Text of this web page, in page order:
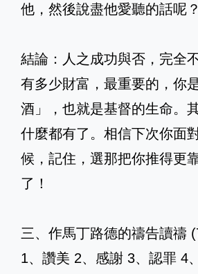
他，然後說盡他愛聽的話呢？
結論：人之成功與否，完全
有多少財富，最重要的，你
酒」，也就是基督的生命。
什麼都有了。相信下次你面
候，記住，選那把你推得更
了！
三、作馬丁路德的禱告讀禱
1、讚美 2、感謝 3、認罪 4